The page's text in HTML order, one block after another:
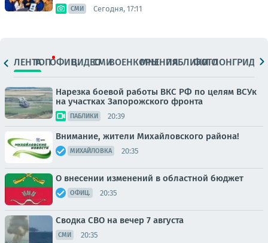
СМИ Сегодня, 17:11
ЛЕНТАТОПОФИЦ.ВИДЕОСМИВОЕНКОРЫМНЕНИЯПАБЛИКИ
ФОТОЛОНГРИДЫ
Нарезка боевой работы ВКС РФ по целям ВСУк
на участках Запорожского фронта
ПАБЛИКИ 20:39
Внимание, жители Михайловского района!
МИХАЙЛОВКА 20:35
О внесении изменений в областной бюджет
ОФИЦ. 20:35
Сводка СВО на вечер 7 августа
СМИ 20:35